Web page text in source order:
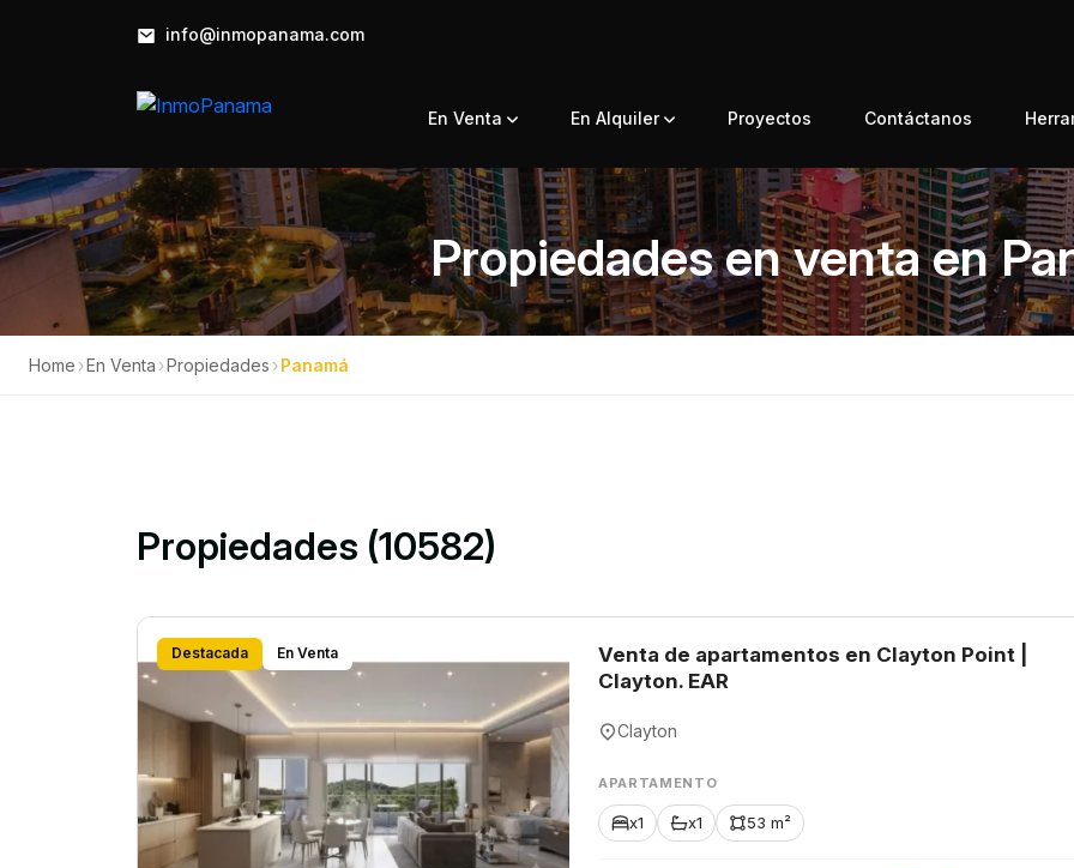
info@inmopanama.com
En Venta En Alquiler Proyectos Contáctanos
Propiedades en venta en
Home ›En Venta ›Propiedades ›Panamá
Propiedades (10582)
Destacada En Venta
Venta de apartamentos en Clayton Point |
Clayton. EAR
Clayton
APARTAMENTO
x1 x1 53 m²